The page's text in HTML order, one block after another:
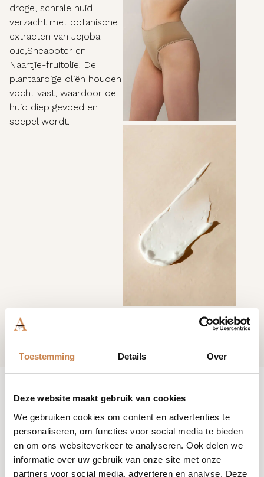
Toestemming Details Over
Deze website maakt gebruik van cookies
We gebruiken cookies om content en advertenties te
personaliseren, om functies voor social media te bieden
en om ons websiteverkeer te analyseren. Ook delen we
informatie over uw gebruik van onze site met onze
partners voor social media, adverteren en analyse. Deze
droge, schrale huid
verzacht met botanische
extracten van Jojoba-
olie,Sheaboter en
Naartjie-fruitolie. De
plantaardige oliën houden
vocht vast, waardoor de
huid diep gevoed en
soepel wordt.